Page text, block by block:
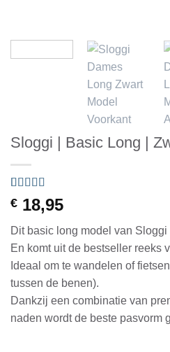
Sloggi | Basic Long |
Gewaardeerd
4.33op 5
op
3
klantbeoordelingen
€ 18,95
Dit basic long model van
En komt uit de bestseller reeks
Ideaal om te wandelen of
tussen de benen).
Dankzij een combinatie van
naden wordt de beste pasvorm